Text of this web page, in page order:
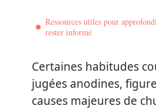
Ressources utiles pour
rester informé
Certaines habitudes
jugées anodines,
causes majeures de